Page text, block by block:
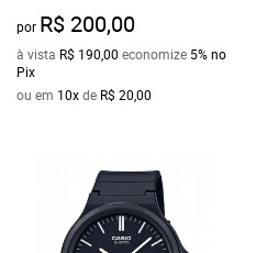
por R$ 200,00
à vista R$ 190,00 economize 5%no
Pix
ou em 10xde R$ 20,00